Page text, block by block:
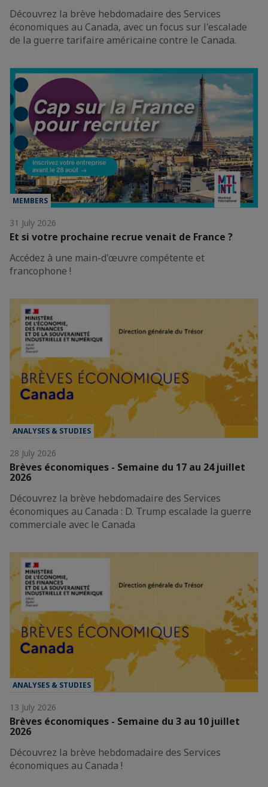
Découvrez la brève hebdomadaire des Services
économiques au Canada, avec un focus sur l'escalade
de la guerre tarifaire américaine contre le Canada.
MEMBERS
31 July 2026
Et si votre prochaine recrue venait de France ?
Accédez à une main-d'œuvre compétente et
francophone !
ANALYSES & STUDIES
28 July 2026
Brèves économiques - Semaine du 17 au 24 juillet
2026
Découvrez la brève hebdomadaire des Services
économiques au Canada : D. Trump escalade la guerre
commerciale avec le Canada
ANALYSES & STUDIES
13 July 2026
Brèves économiques - Semaine du 3 au 10 juillet
2026
Découvrez la brève hebdomadaire des Services
économiques au Canada !